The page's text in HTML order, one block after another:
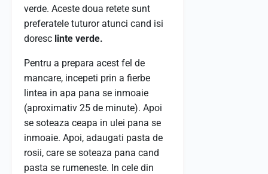
verde. Aceste doua retete sunt
preferatele tuturor atunci cand isi
doresc linte verde.
Pentru a prepara acest fel de
mancare, incepeti prin a fierbe
lintea in apa pana se inmoaie
(aproximativ 25 de minute). Apoi
se soteaza ceapa in ulei pana se
inmoaie. Apoi, adaugati pasta de
rosii, care se soteaza pana cand
pasta se rumeneste. In cele din